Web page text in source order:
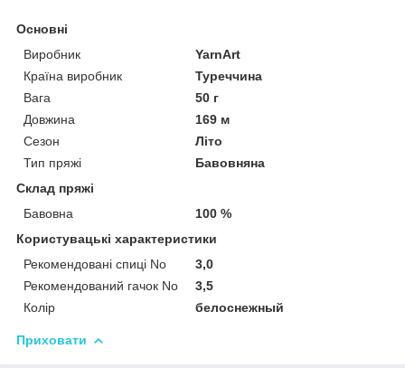
Основні
Виробник
YarnArt
Країна виробник
Туреччина
Вага
50 г
Довжина
169 м
Сезон
Літо
Тип пряжі
Бавовняна
Склад пряжі
Бавовна
100 %
Користувацькі характеристики
Рекомендовані спиці No
3,0
Рекомендований гачок No
3,5
Колір
белоснежный
Приховати